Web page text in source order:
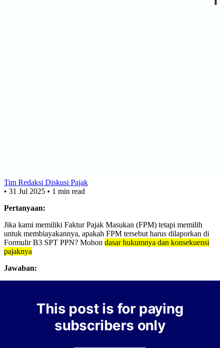
Tim Redaksi Diskusi Pajak
• 31 Jul 2025 • 1 min read
Pertanyaan:
Jika kami memiliki Faktur Pajak Masukan (FPM) tetapi memilih
untuk membiayakannya, apakah FPM tersebut harus dilaporkan di
Formulir B3 SPT PPN? Mohon dasar hukumnya dan konsekuensi
pajaknya
Jawaban:
This post is for paying
subscribers only